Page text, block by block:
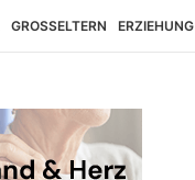
GROSSELTERN ERZIEHUNG